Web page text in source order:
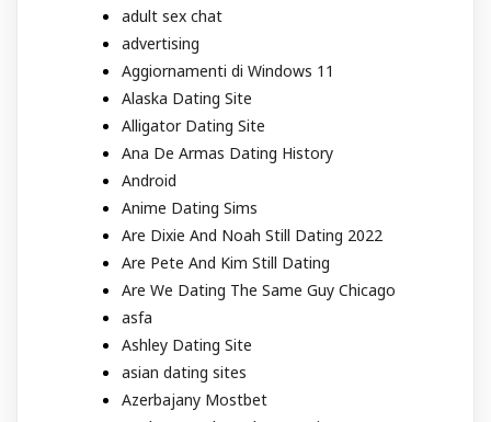
adult sex chat
advertising
Aggiornamenti di Windows 11
Alaska Dating Site
Alligator Dating Site
Ana De Armas Dating History
Android
Anime Dating Sims
Are Dixie And Noah Still Dating 2022
Are Pete And Kim Still Dating
Are We Dating The Same Guy Chicago
asfa
Ashley Dating Site
asian dating sites
Azerbajany Mostbet